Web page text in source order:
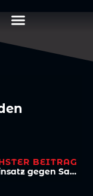
BEITRAG
Fritz-Einsatz gegen Saarbrücken fraglich